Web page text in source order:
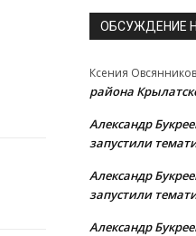
ОБСУЖДЕНИЕ
Ксения
района
Александр
запустили
Александр
запустили
Александр